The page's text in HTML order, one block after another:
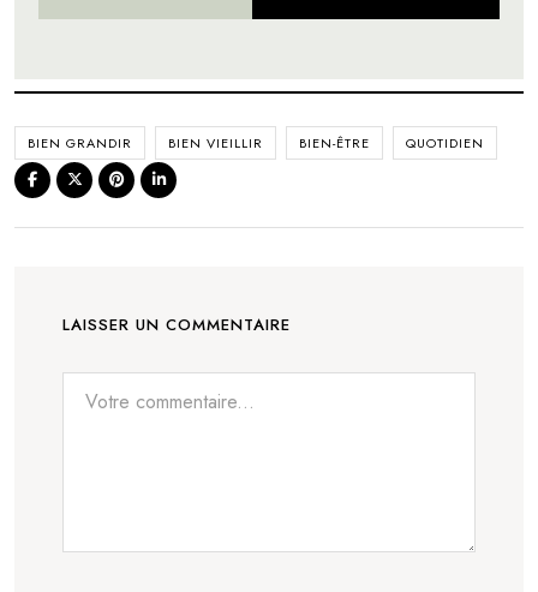
BIEN GRANDIR BIEN VIEILLIR BIEN-ÊTRE QUOTIDIEN
LAISSER UN COMMENTAIRE